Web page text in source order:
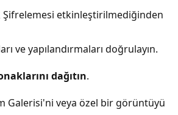
Şifrelemesi etkinleştirilmediğinden
ve yapılandırmaları doğrulayın.
dağıtın.
Galerisi'ni veya özel bir görüntüyü